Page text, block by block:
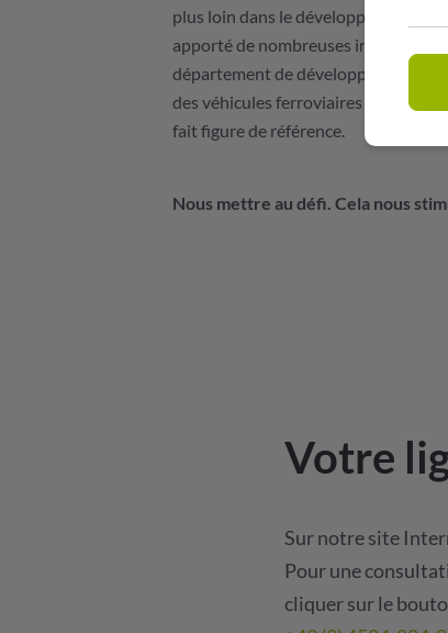
plus loin dans le développement.
apporté de nombreuses innovations
département de développement,
des véhicules ferroviaires
fait figure de référence.
Nous mettre au défi. Cela nous
Votre
Sur notre site
Pour une
cliquer sur le